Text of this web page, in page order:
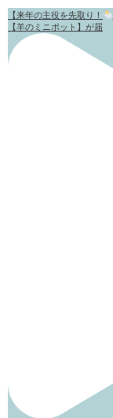
【来年の主役を先取り！
【羊のミニポット】が届